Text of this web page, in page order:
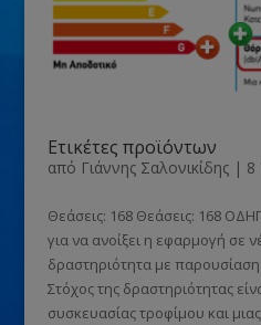
Ετικέτες προϊόντων
από Γιάννης Σαλονικίδης| 8
Θεάσεις: 168 Θεάσεις: 168
για να ανοίξει η εφαρμογή σε
δραστηριότητα με παρουσίαση
Στόχος της δραστηριότητας
συσκευασίας τροφίμου και